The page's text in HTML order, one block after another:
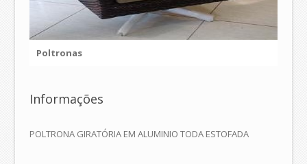
Poltronas
Informações
POLTRONA GIRATÓRIA EM ALUMINIO TODA ESTOFADA